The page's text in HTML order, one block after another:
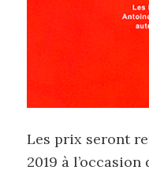
Les prix seront
2019 à